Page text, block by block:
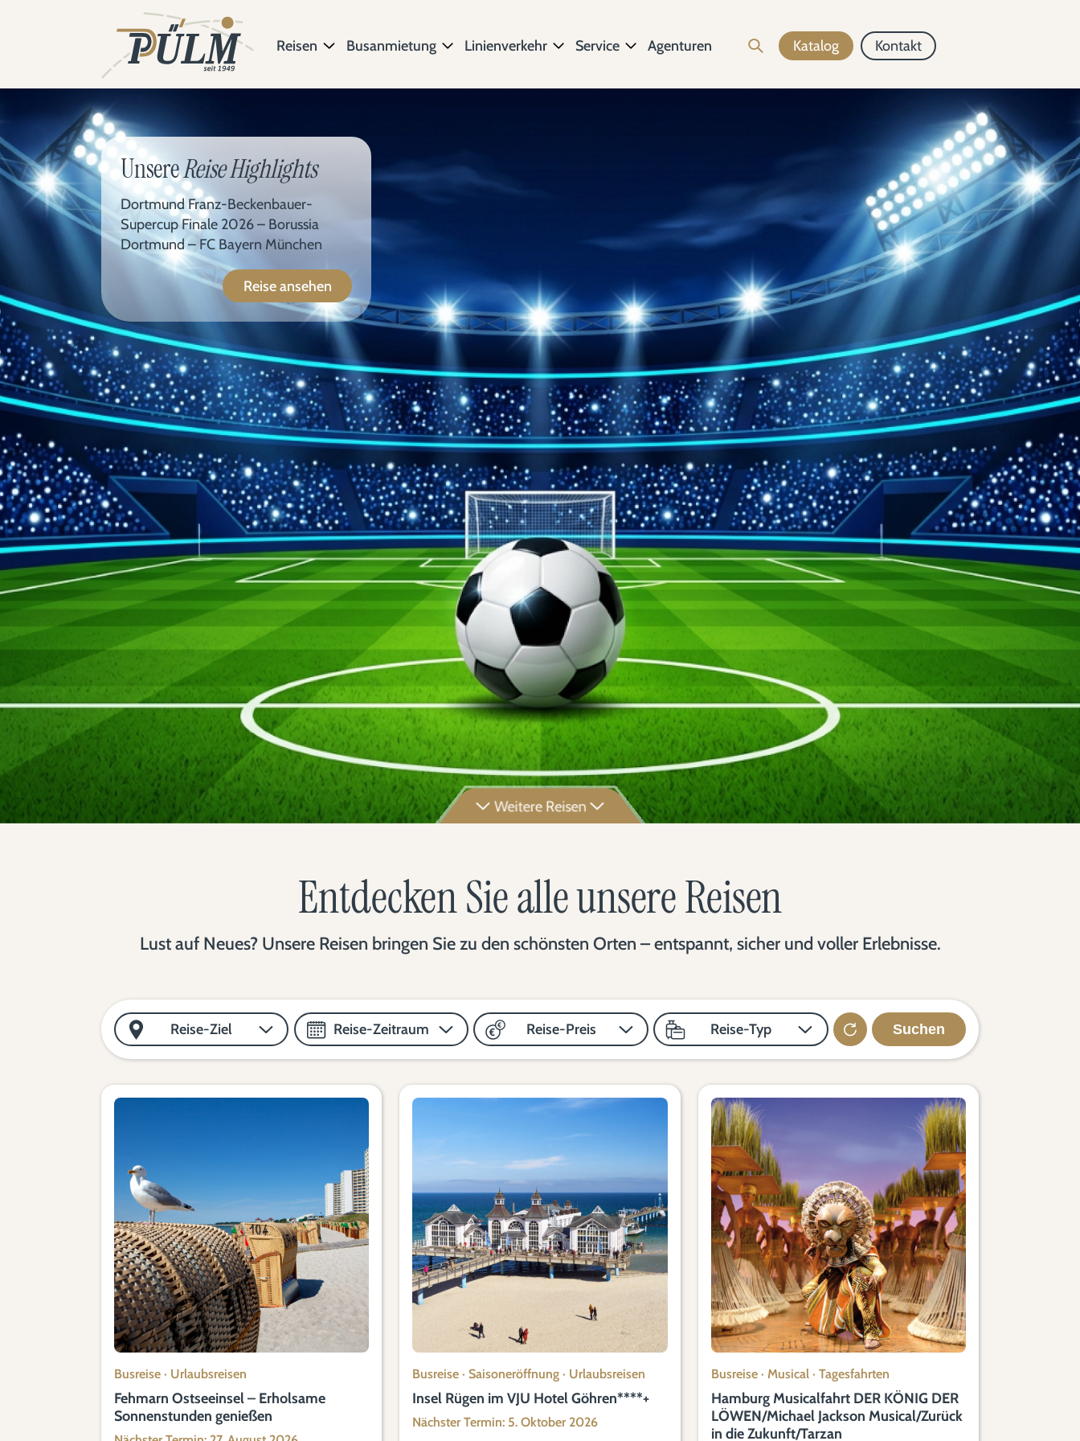
Reisen Busanmietung Linienverkehr Service Agenturen Katalog Kontakt
UnsereReise Highlights
Dortmund Franz-Beckenbauer-
Supercup Finale 2026 – Borussia
Dortmund – FC Bayern München
Reise ansehen
Weitere Reisen
Entdecken Sie alle unsere Reisen
Lust auf Neues? Unsere Reisen bringen Sie zu den schönsten Orten – entspannt, sicher und voller Erlebnisse.
Reise-Ziel Reise-Zeitraum Reise-Preis Reise-Typ Suchen
Busreise · Urlaubsreisen
Fehmarn Ostseeinsel – Erholsame
Sonnenstunden genießen
Busreise ·Saisoneröffnung · Urlaubsreisen
Insel Rügen im VJU Hotel Göhren****+
Nächster Termin: 5. Oktober 2026
Busreise· Musical· Tagesfahrten
Hamburg Musicalfahrt DER KÖNIG DER
LÖWEN/Michael Jackson Musical/Zurück
in die Zukunft/Tarzan